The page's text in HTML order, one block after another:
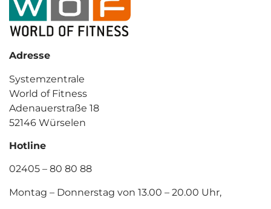
Adresse
Systemzentrale
World of Fitness
Adenauerstraße 18
52146 Würselen
Hotline
02405 – 80 80 88
Montag – Donnerstag von 13.00 – 20.00 Uhr,